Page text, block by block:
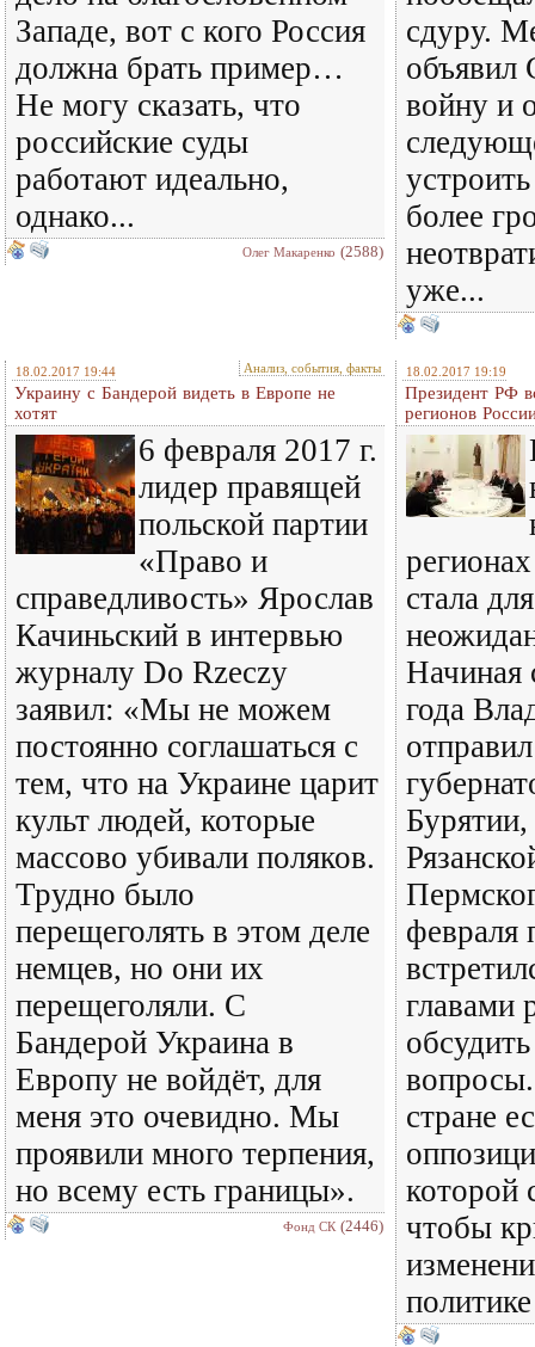
Западе, вот с кого Россия
должна брать пример…
Не могу сказать, что
российские суды
работают идеально,
однако...
Олег Макаренко (2588)
сдуру.
войну и
более
уже...
18.02.2017 19:44 Анализ, события, факты
Украину с Бандерой видеть в Европе не
хотят
6 февраля 2017 г.
лидер правящей
польской партии
«Право и
справедливость» Ярослав
Качиньский в интервью
журналу Do Rzeczy
заявил: «Мы не можем
постоянно соглашаться с
тем, что на Украине царит
культ людей, которые
массово убивали поляков.
Трудно было
перещеголять в этом деле
немцев, но они их
перещеголяли. С
Бандерой Украина в
Европу не войдёт, для
меня это очевидно. Мы
проявили много терпения,
но всему есть границы».
Фонд СК (2446)
18.02.2017 19:19
Президент РФ
регионов
стала
Начиная
года
февраля
главами
стране
которой
чтобы